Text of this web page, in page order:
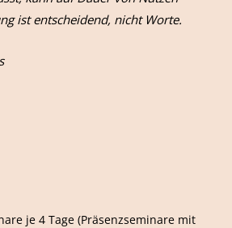
ist entscheidend, nicht Worte.
je 4 Tage (Präsenzseminare mit